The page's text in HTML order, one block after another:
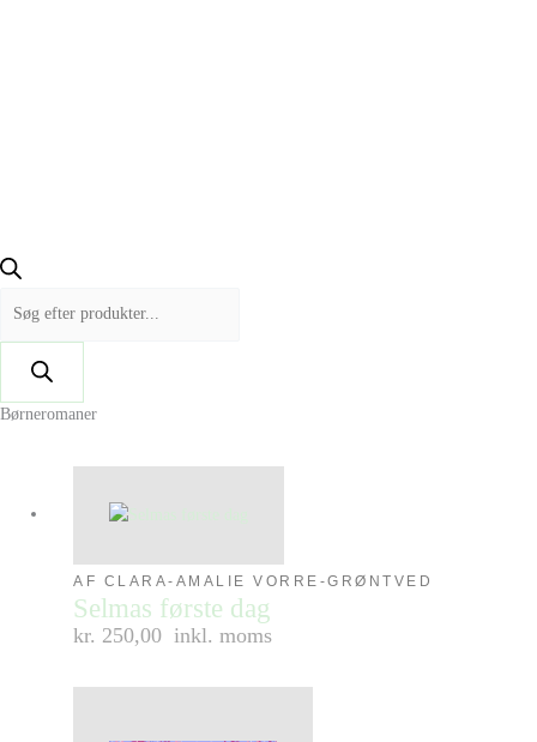
Børneromaner
AF CLARA-AMALIE VORRE-GRØNTVED
Selmas første dag
kr. 250,00 inkl. moms